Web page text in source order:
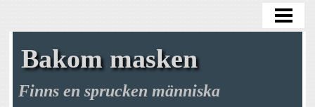
Bakom masken
Finns en sprucken människa